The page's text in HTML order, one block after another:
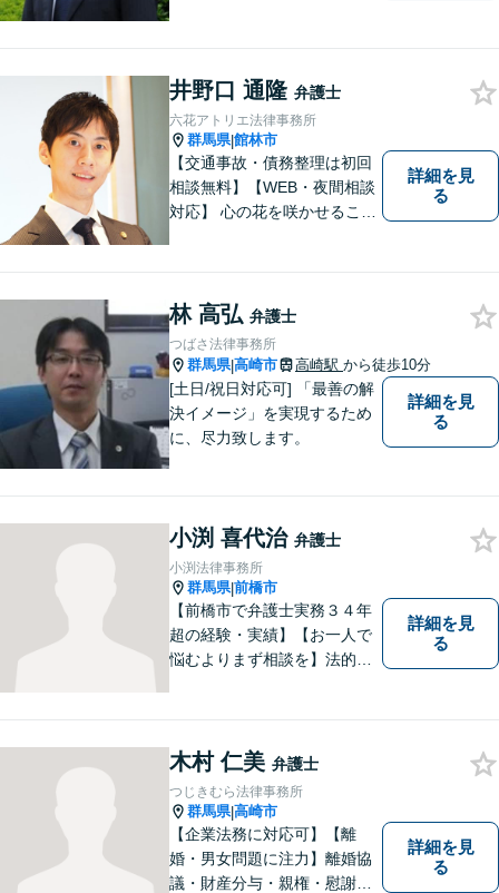
もご満足いただける質の高い
サービスを日々心がけていま
す。
井野口 通隆 弁護士
六花アトリエ法律事務所
群馬県|館林市
【交通事故・債務整理は初回
相談無料】【WEB・夜間相談
対応】 心の花を咲かせること
縁を心からお待ちしていま
詳細を見
る
林 高弘 弁護士
つばさ法律事務所
群馬県|高崎市 高崎駅 から徒歩10分
[土日/祝日対応可] 「最善の解
決イメージ」を実現するため
に、尽力致します。
詳細を見
る
小渕 喜代治 弁護士
小渕法律事務所
群馬県|前橋市
【前橋市で弁護士実務３４年
超の経験・実績】【お一人で
悩むよりまず相談を】法的ト
のお手伝いをします。
詳細を見
る
木村 仁美 弁護士
つじきむら法律事務所
群馬県|高崎市
【企業法務に対応可】【離
婚・男女問題に注力】離婚協
議・財産分与・親権・慰謝料
詳細を見
る